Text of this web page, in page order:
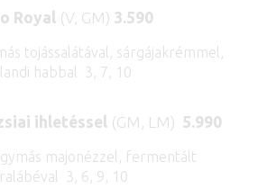
Royal (V, GM) 3.590
tojássalátával, sárgájakrémmel,
habbal 3, 7, 10
ihletéssel (GM, LM) 5.990
majonézzel, fermentált
3, 6, 9, 10